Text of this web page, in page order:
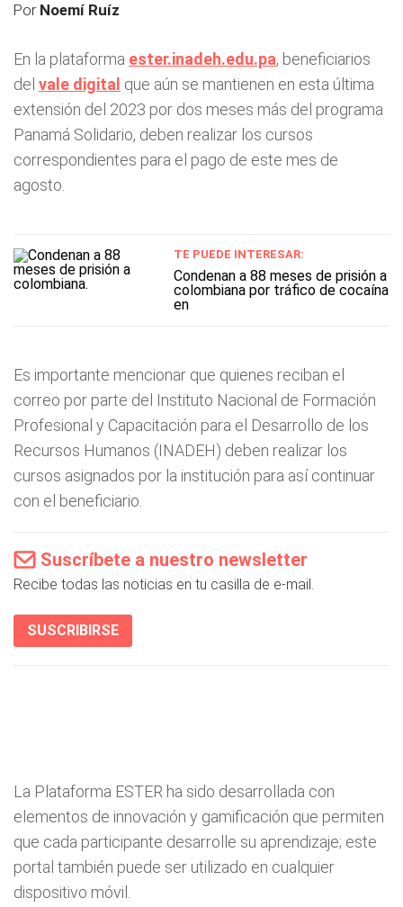
Por Noemí Ruíz
En la plataforma ester.inadeh.edu.pa, beneficiarios
del vale digital que aún se mantienen en esta última
extensión del 2023 por dos meses más del programa
Panamá Solidario, deben realizar los cursos
correspondientes para el pago de este mes de
agosto.
TE PUEDE INTERESAR:
Condenan a 88 meses de prisión a
colombiana por tráfico de cocaína
en
Es importante mencionar que quienes reciban el
correo por parte del Instituto Nacional de Formación
Profesional y Capacitación para el Desarrollo de los
Recursos Humanos (INADEH) deben realizar los
cursos asignados por la institución para así continuar
con el beneficiario.
Suscríbete a nuestro newsletter
Recibe todas las noticias en tu casilla de e-mail.
SUSCRIBIRSE
La Plataforma ESTER ha sido desarrollada con
elementos de innovación y gamificación que permiten
que cada participante desarrolle su aprendizaje; este
portal también puede ser utilizado en cualquier
dispositivo móvil.